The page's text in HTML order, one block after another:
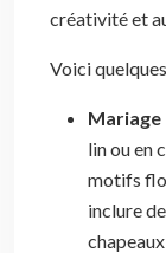
créativité et
Voici
Mariage
lin ou en
motifs
inclure